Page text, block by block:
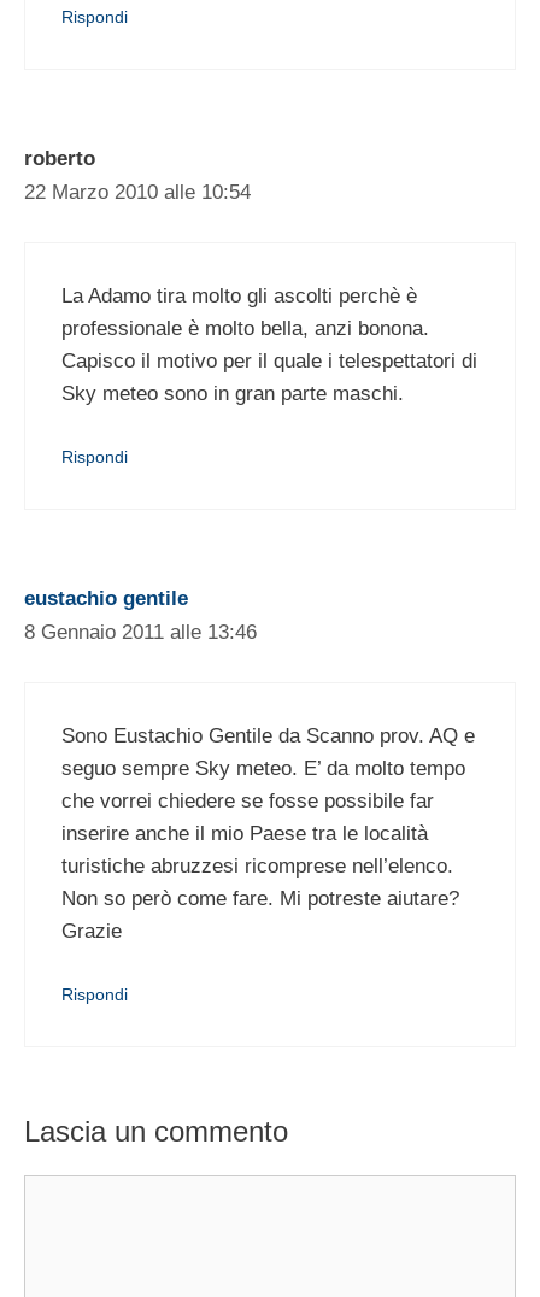
Rispondi
roberto
22 Marzo 2010 alle 10:54
La Adamo tira molto gli ascolti perchè è
professionale è molto bella, anzi bonona.
Capisco il motivo per il quale i telespettatori di
Sky meteo sono in gran parte maschi.
Rispondi
eustachio gentile
8 Gennaio 2011 alle 13:46
Sono Eustachio Gentile da Scanno prov. AQ e
seguo sempre Sky meteo. E’ da molto tempo
che vorrei chiedere se fosse possibile far
inserire anche il mio Paese tra le località
turistiche abruzzesi ricomprese nell’elenco.
Non so però come fare. Mi potreste aiutare?
Grazie
Rispondi
Lascia un commento